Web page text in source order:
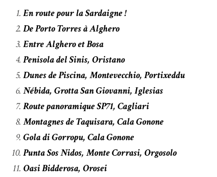
En route pour la Sardaigne !
De Porto Torres à Alghero
Entre Alghero et Bosa
Penisola del Sinis, Oristano
Dunes de Piscina, Montevecchio, Portixeddu
Nébida, Grotta San Giovanni, Iglesias
Route panoramique SP71, Cagliari
Montagnes de Taquisara, Cala Gonone
Gola di Gorropu, Cala Gonone
Punta Sos Nidos, Monte Corrasi, Orgosolo
Oasi Bidderosa, Orosei